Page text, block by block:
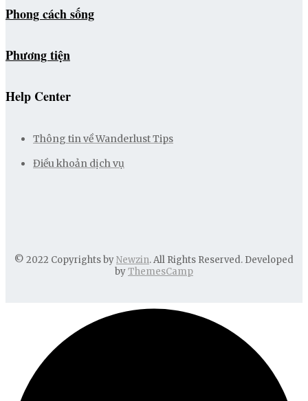
Phong cách sống
Phương tiện
Help Center
Thông tin về Wanderlust Tips
Điều khoản dịch vụ
© 2022 Copyrights byNewzin. All Rights Reserved. Developed
byThemesCamp